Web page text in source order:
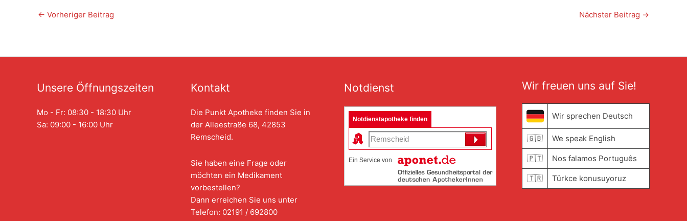
← Vorheriger Beitrag Nächster Beitrag →
Unsere Öffnungszeiten
Mo - Fr: 08:30 - 18:30 Uhr
Sa: 09:00 - 16:00 Uhr
Kontakt
Die Punkt Apotheke finden Sie in
der Alleestraße 68, 42853
Remscheid.
Sie haben eine Frage oder
möchten ein Medikament
vorbestellen?
Dann erreichen Sie uns unter
Telefon: 02191 / 692800
Notdienst
Notdienstapotheke finden
Ein Service von
Wir freuen uns auf Sie!
Wir sprechen Deutsch
🇬🇧 We speak English
🇵🇹 Nos falamos Português
🇹🇷 Türkce konusuyoruz